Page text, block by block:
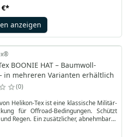
Stopper einzustellen. Die verstellbare
den Hut an Ort und Stelle zu halten.
€*
anzeigen
BOONIE HAT – Baumwoll-
in mehreren Varianten erhältlich
0
Helikon-Tex ist eine klassische Militär-
für Offroad-Bedingungen. Schützt
Regen. Ein zusätzlicher, abnehmbarer
zu vermeiden. Die Mütze besteht aus